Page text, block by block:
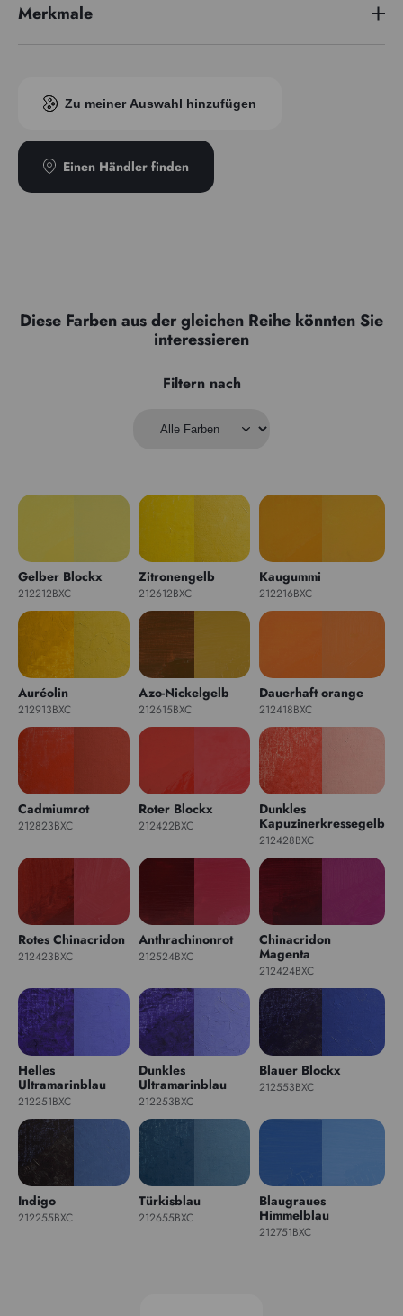
Merkmale
Pigmentindex
PR101
Zu meiner Auswahl hinzufügen
Einen Händler finden
Diese Farben aus der gleichen Reihe könnten Sie
interessieren
Filtern nach
Gelber Blockx
212212BXC
Zitronengelb
212612BXC
Kaugummi
212216BXC
Auréolin
212913BXC
Azo-Nickelgelb
212615BXC
Dauerhaft orange
212418BXC
Cadmiumrot
212823BXC
Roter Blockx
212422BXC
Dunkles
Kapuzinerkressegelb
212428BXC
Rotes Chinacridon
212423BXC
Anthrachinonrot
212524BXC
Chinacridon
Magenta
212424BXC
Helles
Ultramarinblau
212251BXC
Dunkles
Ultramarinblau
212253BXC
Blauer Blockx
212553BXC
Indigo
212255BXC
Türkisblau
212655BXC
Blaugraues
Himmelblau
212751BXC